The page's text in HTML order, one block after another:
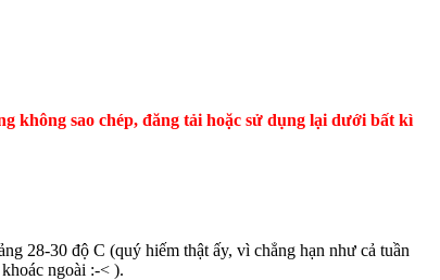
không sao chép, đăng tải hoặc sử dụng lại dưới bất kì
28-30 độ C (quý hiếm thật ấy, vì chẳng hạn như cả tuần
ngoài :-< ).